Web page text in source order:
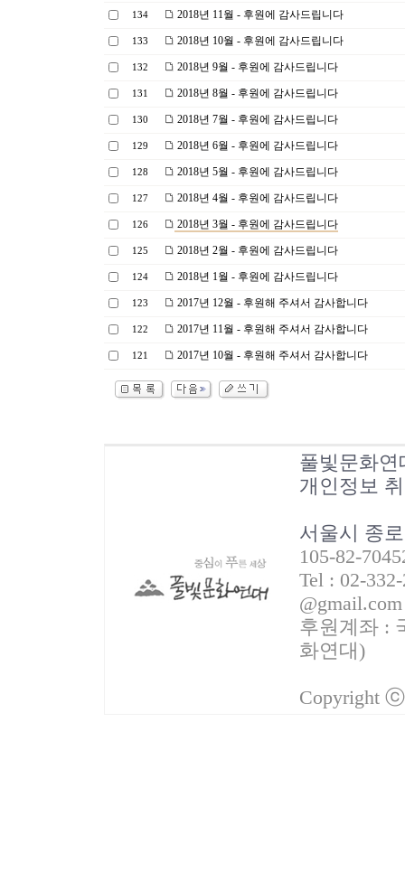
134 2018년 11월 - 후원에 감사드립니다
133 2018년 10월 - 후원에 감사드립니다
132 2018년 9월 - 후원에 감사드립니다
131 2018년 8월 - 후원에 감사드립니다
130 2018년 7월 - 후원에 감사드립니다
129 2018년 6월 - 후원에 감사드립니다
128 2018년 5월 - 후원에 감사드립니다
127 2018년 4월 - 후원에 감사드립니다
126 2018년 3월 - 후원에 감사드립니다
125 2018년 2월 - 후원에 감사드립니다
124 2018년 1월 - 후원에 감사드립니다
123 2017년 12월 - 후원해 주셔서 감사합니다
122 2017년 11월 - 후원해 주셔서 감사합니다
121 2017년 10월 - 후원해 주셔서 감사합니다
풀빛문화연
개인정보
서울시 종
105-82-
Tel : 02-
@gmail.com
후원계좌 :
화연대)
Copyright